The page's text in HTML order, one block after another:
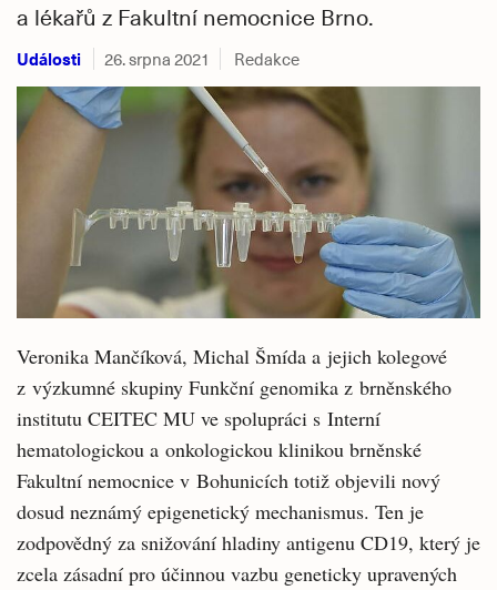
a lékařů z Fakultní nemocnice Brno.
Události 26. srpna 2021 Redakce
Veronika Mančíková, Michal Šmída a jejich kolegové
z výzkumné skupiny Funkční genomika z brněnského
institutu CEITEC MU ve spolupráci s Interní
hematologickou a onkologickou klinikou brněnské
Fakultní nemocnice v Bohunicích totiž objevili nový
dosud neznámý epigenetický mechanismus. Ten je
zodpovědný za snižování hladiny antigenu CD19, který je
zcela zásadní pro účinnou vazbu geneticky upravených